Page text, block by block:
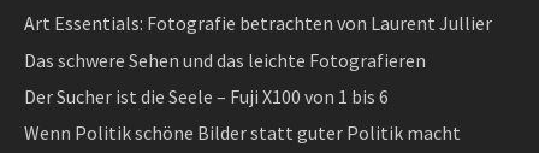
Art Essentials: Fotografie betrachten von Laurent Jullier
Das schwere Sehen und das leichte Fotografieren
Der Sucher ist die Seele – Fuji X100 von 1 bis 6
Wenn Politik schöne Bilder statt guter Politik macht